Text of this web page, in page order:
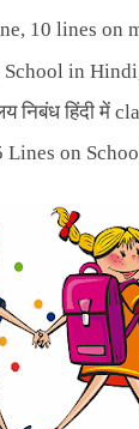
10 lines on
School in
निबंध हिंदी में
Lines on